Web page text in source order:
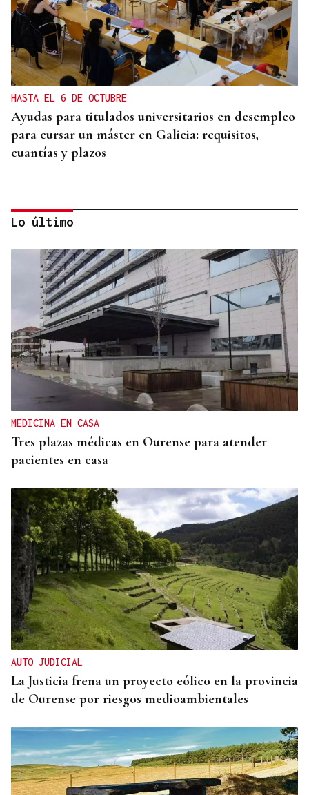
HASTA EL 6 DE OCTUBRE
Ayudas para titulados universitarios en desempleo
para cursar un máster en Galicia: requisitos,
cuantías y plazos
CUENTA CON ANTECEDENTES
Despliegue policial en Redondela por un hombre
atrincherado en su vivienda
Lo último
MEDICINA EN CASA
Tres plazas médicas en Ourense para atender
pacientes en casa
AUTO JUDICIAL
La Justicia frena un proyecto eólico en la provincia
de Ourense por riesgos medioambientales